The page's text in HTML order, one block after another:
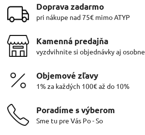
Doprava zadarmo
pri nákupe nad 75€ mimo ATYP
Kamenná predajňa
vyzdvihnite si objednávky aj osobne
Objemové zľavy
1% za každých 100€ až do 10%
Poradíme s výberom
Sme tu pre Vás Po - So